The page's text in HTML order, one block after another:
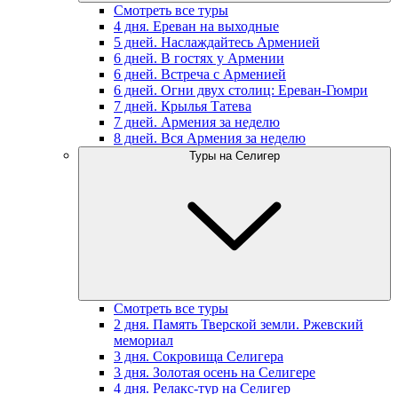
Смотреть все туры
4 дня. Ереван на выходные
5 дней. Наслаждайтесь Арменией
6 дней. В гостях у Армении
6 дней. Встреча с Арменией
6 дней. Огни двух столиц: Ереван-Гюмри
7 дней. Крылья Татева
7 дней. Армения за неделю
8 дней. Вся Армения за неделю
Туры на Селигер
Смотреть все туры
2 дня. Память Тверской земли. Ржевский
мемориал
3 дня. Сокровища Селигера
3 дня. Золотая осень на Селигере
4 дня. Релакс-тур на Селигер